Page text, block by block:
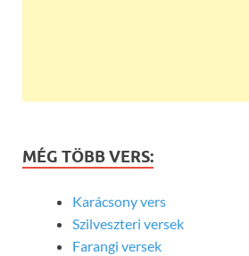
MÉG TÖBB VERS:
Karácsony vers
Szilveszteri versek
Farangi versek